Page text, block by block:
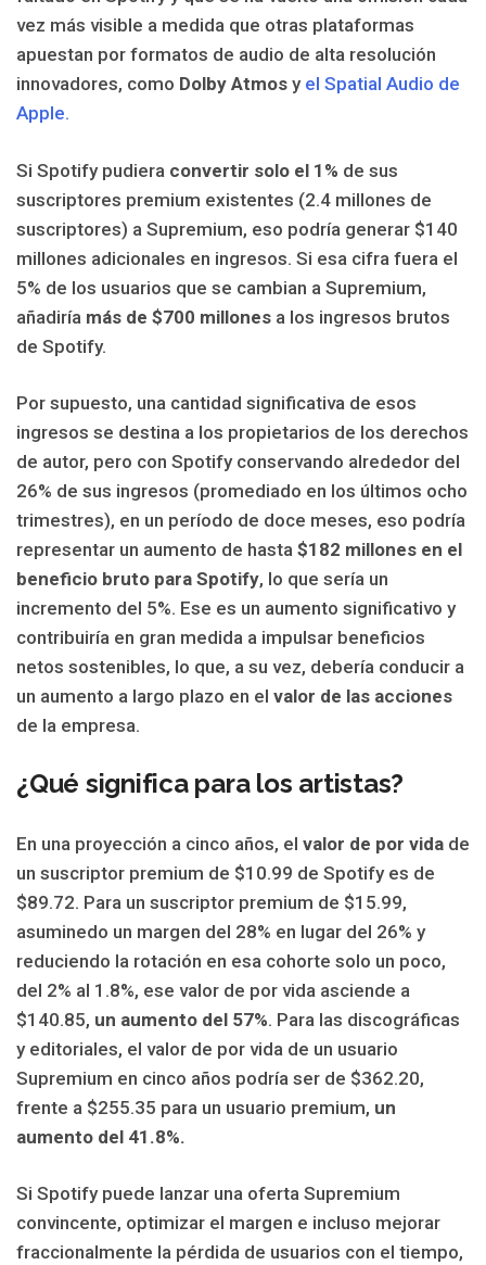
vez más visible a medida que otras plataformas
apuestan por formatos de audio de alta resolución
innovadores, como Dolby Atmos y el Spatial Audio de
Apple.
Si Spotify pudiera convertir solo el 1% de sus
suscriptores premium existentes (2.4 millones de
suscriptores) a Supremium, eso podría generar $140
millones adicionales en ingresos. Si esa cifra fuera el
5% de los usuarios que se cambian a Supremium,
añadiría más de $700 millones a los ingresos brutos
de Spotify.
Por supuesto, una cantidad significativa de esos
ingresos se destina a los propietarios de los derechos
de autor, pero con Spotify conservando alrededor del
26% de sus ingresos (promediado en los últimos ocho
trimestres), en un período de doce meses, eso podría
representar un aumento de hasta $182 millones en el
beneficio bruto para Spotify, lo que sería un
incremento del 5%. Ese es un aumento significativo y
contribuiría en gran medida a impulsar beneficios
netos sostenibles, lo que, a su vez, debería conducir a
un aumento a largo plazo en el valor de las acciones
de la empresa.
¿Qué significa para los artistas?
En una proyección a cinco años, el valor de por vida de
un suscriptor premium de $10.99 de Spotify es de
$89.72. Para un suscriptor premium de $15.99,
asuminedo un margen del 28% en lugar del 26% y
reduciendo la rotación en esa cohorte solo un poco,
del 2% al 1.8%, ese valor de por vida asciende a
$140.85, un aumento del 57%. Para las discográficas
y editoriales, el valor de por vida de un usuario
Supremium en cinco años podría ser de $362.20,
frente a $255.35 para un usuario premium, un
aumento del 41.8%.
Si Spotify puede lanzar una oferta Supremium
convincente, optimizar el margen e incluso mejorar
fraccionalmente la pérdida de usuarios con el tiempo,